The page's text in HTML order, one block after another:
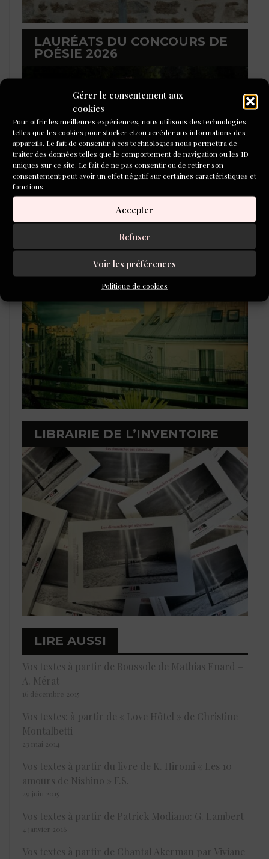
Gérer le consentement aux
cookies
Pour offrir les meilleures expériences, nous utilisons des technologies
telles que les cookies pour stocker et/ou accéder aux informations des
appareils. Le fait de consentir à ces technologies nous permettra de
traiter des données telles que le comportement de navigation ou les ID
uniques sur ce site. Le fait de ne pas consentir ou de retirer son
consentement peut avoir un effet négatif sur certaines caractéristiques et
fonctions.
Accepter
Refuser
Voir les préférences
Politique de cookies
LAURÉATS DU CONCOURS DE
POÉSIE 2026
L'ÉCOLE DU ROMAN D'ALEPH-
LIBRAIRIE DE L’INVENTOIRE
LIRE AUSSI
Vos textes à partir de Boussole de Mathias Enard –
A. Mérat
16 décembre 2015
Vos textes: à partir de « Love Hôtel » de Christine
Montalbetti
23 mai 2014
Vos textes à partir du livre de K. Hiromi « Les 10
amours de Nishino » F.S.
29 juin 2015
Vos textes à partir de Patrick Modiano: G. Lambert
4 janvier 2016
Vos textes à partir de Chantal Akerman par Viviane